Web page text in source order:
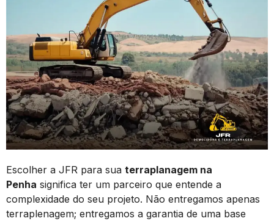
Escolher a JFR para sua terraplanagem na
Penha significa ter um parceiro que entende a
complexidade do seu projeto. Não entregamos apenas
terraplenagem; entregamos a garantia de uma base